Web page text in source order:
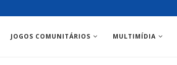
JOGOS COMUNITÁRIOS MULTIMÍDIA